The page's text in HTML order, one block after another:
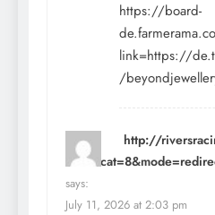
https://board-
link=https://
/
http://
says:
July 11, 2026 at 2:03 pm